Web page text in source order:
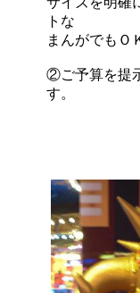
トな
まんがでもＯ
②ご予算を提
す。